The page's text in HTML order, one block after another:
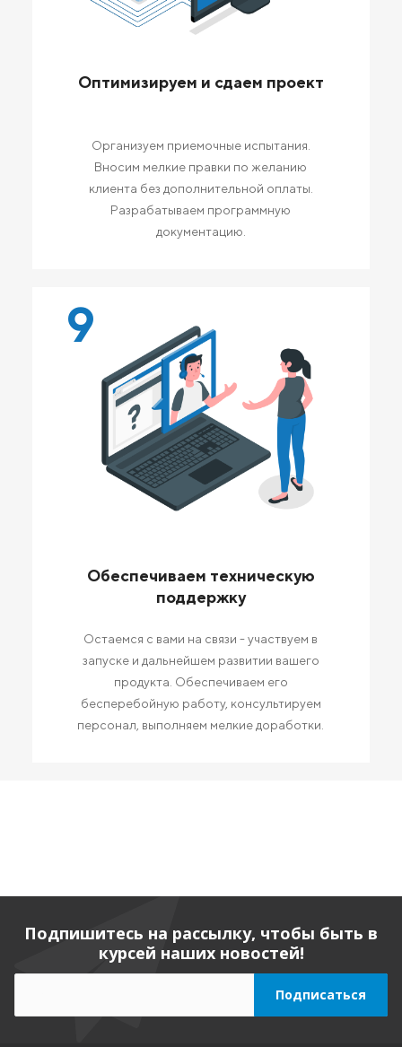
Оптимизируем и сдаем проект
Организуем приемочные испытания.
Вносим мелкие правки по желанию
клиента без дополнительной оплаты.
Разрабатываем программную
документацию.
9
Обеспечиваем техническую
поддержку
Остаемся с вами на связи - участвуем в
запуске и дальнейшем развитии вашего
продукта. Обеспечиваем его
бесперебойную работу, консультируем
персонал, выполняем мелкие доработки.
Подпишитесь на рассылку, чтобы быть в
курсей наших новостей!